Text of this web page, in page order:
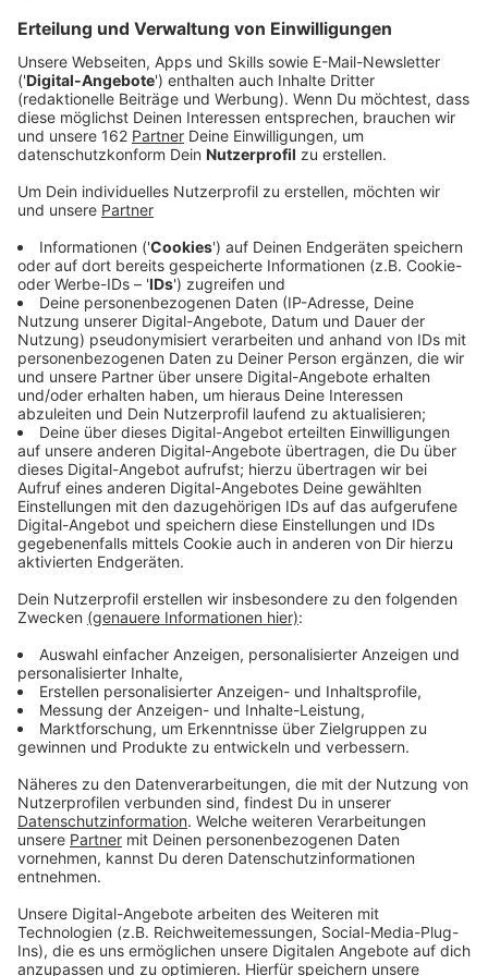
Weinbergschnecken paaren sich bis zu 24 Stunden, ein
Löwe muss bis zu 40mal am Tag seinen Mann stehen,
viele Vögel werben tagelang für 0,3 Sekunden
Liebesspiel. Koalas sind richtig kratzbürstig zum
Beispiel. Wer mehr über das Liebesleben der Tiere
erfahren möchte ist heute abend im Zoo Duisburg
genau richtig: Da gibt es einen "Romantischen
Valentinsabend" im Schein der Taschenlampe. Beginn
ist um 18 Uhr 30, die Führung dauert zwei Stunden.
Anmelden geht noch bis 14 Uhr ONLINE auf der
Homepage vomZoo Duisburg.
Anzeige
©Zoo Duisburg
Christian Schreiner ist Pressesprecher vom Zoo
Duisburg.
Anzeige
Zuchterfolg bei ganz seltenem Fisch
Der Mangarahara Buntbarsch galt schon fast als
ausgestorben. Im Zoo Duisburg gibt es hundertfachen
Nachwuchs - nicht nur mit Hilfe von Valentin. Der
Barsch ist eine neue Attraktion.
Anzeige
©Zoo Duisburg